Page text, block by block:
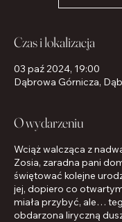
Czas i lokalizacja
03 paź 2024, 19:00
Dąbrowa Górnicza,
O wydarzeniu
Wciąż walcząca z
Zosia, zaradna pani
świętować kolejne
jej, dopiero co
miała przybyć, ale…
obdarzona liryczną